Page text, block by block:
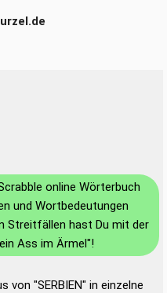
online Wörterbuch
und Wortbedeutungen
Streitfällen hast Du mit der
Ass im Ärmel"!
"SERBIEN" in einzelne